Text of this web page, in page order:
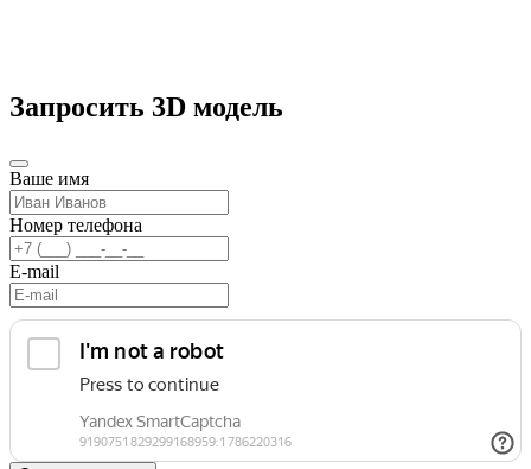
Запросить 3D модель
Ваше имя
Номер телефона
E-mail